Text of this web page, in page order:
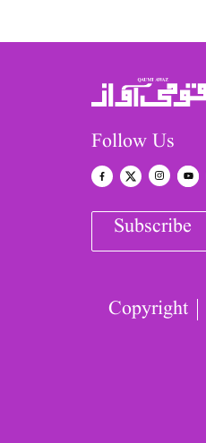
Follow Us
Subscribe
Copyright